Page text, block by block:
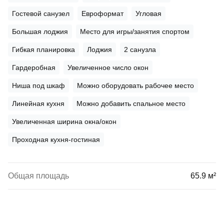
Гостевой санузел Евроформат Угловая
Большая лоджия Место для игры/занятия спортом
Гибкая планировка Лоджия 2 санузла
Гардеробная Увеличенное число окон
Ниша под шкаф Можно оборудовать рабочее место
Линейная кухня Можно добавить спальное место
Увеличенная ширина окна/окон
Проходная кухня-гостиная
Общая площадь 65.9 м²